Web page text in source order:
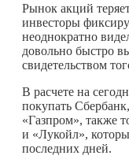
Рынок акций
инвесторы
неоднократно
довольно быстро
свидетельством
В расчете на
покупать
«Газпром», также
и «Лукойл»,
последних дней.